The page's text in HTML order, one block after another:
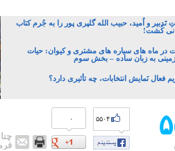
تَدبیر و اُمید، حبیب الله گلپری پور را به جُرم کتاب
کُشت!
در ماه های سیاره های مشتری و کیوان: حیات
به زبان ساده – بخش سوم
فعال نَمایش انتخابات، چه تأثیری دارد؟
۰ ۵۵۰۴